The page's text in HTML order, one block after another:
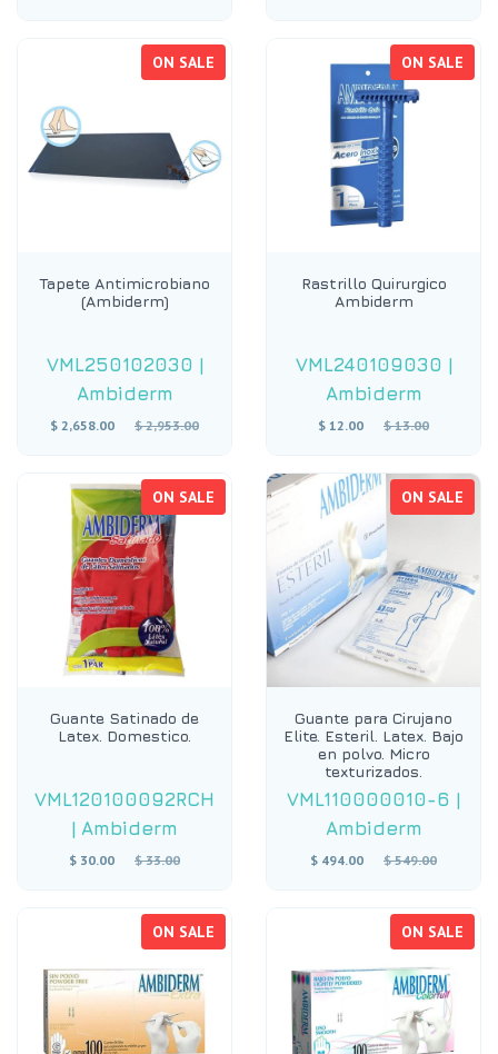
ON SALE
Tapete Antimicrobiano
(Ambiderm)
VML250102030 |
Ambiderm
$ 2,658.00
Regular
$ 2,953.00
ON SALE
Rastrillo Quirurgico
Ambiderm
VML240109030 |
Ambiderm
$ 12.00
Regular
$ 13.00
ON SALE
Guante Satinado de
Latex. Domestico.
VML120100092RCH
| Ambiderm
$ 30.00
Regular
$ 33.00
ON SALE
Guante para Cirujano
Elite. Esteril. Latex. Bajo
en polvo. Micro
texturizados.
VML110000010-6 |
Ambiderm
$ 494.00
Regular
$ 549.00
ON SALE ON SALE